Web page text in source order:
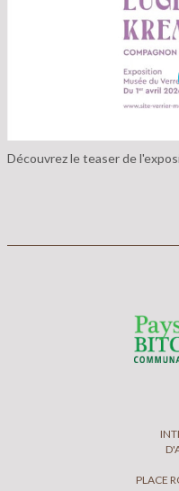
Découvrez le teaser de
PLACE